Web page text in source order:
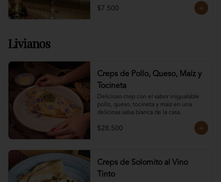
$7.500
Livianos
Creps de Pollo, Queso, Maíz y
Tocineta
Delicioso crep con el sabor inigualable
pollo, queso, tocineta y maiz en una
deliciosa salsa blanca de la casa.
$28.500
Creps de Solomito al Vino
Tinto